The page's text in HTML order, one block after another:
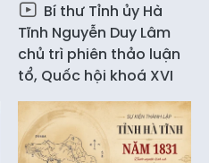
Bí thư Tỉnh ủy Hà
Tĩnh Nguyễn Duy Lâm
chủ trì phiên thảo luận
tổ, Quốc hội khoá XVI